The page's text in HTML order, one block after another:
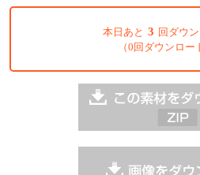
本日あと 3 回ダウ
（0回ダウンロー